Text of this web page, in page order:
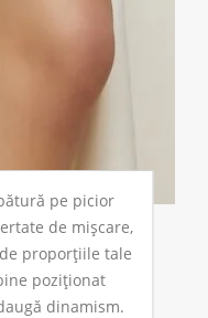
pe picior
de mișcare,
proporțiile tale
poziționat
dinamism.